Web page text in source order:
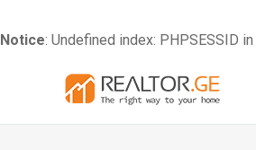
Notice: Undefined index: PHPSESSID in
content